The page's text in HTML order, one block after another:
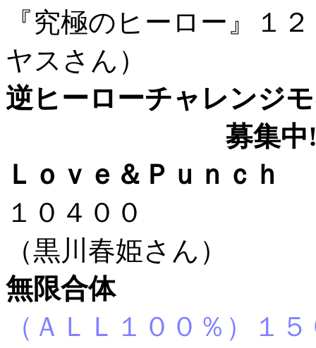
『究極のヒーロー
ヤスさん）
逆ヒーローチャレンジ
募集
Ｌｏｖｅ＆Ｐｕｎｃｈ
１０
（黒川春姫さん）
無限合体
（ＡＬＬ１０